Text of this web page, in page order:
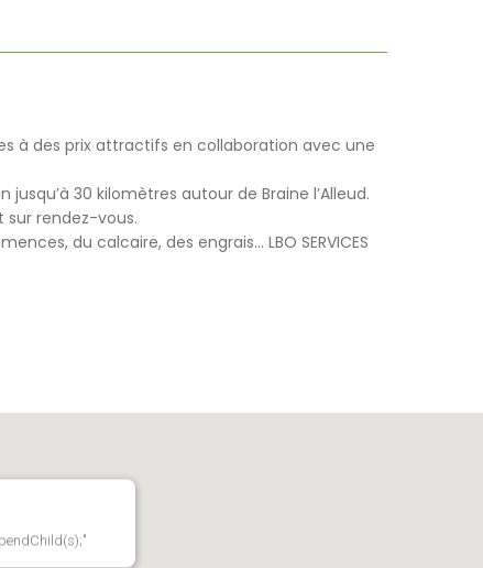
à des prix attractifs en collaboration avec une
30 kilomètres autour de Braine l’Alleud.
sur rendez-vous.
du calcaire, des engrais… LBO SERVICES